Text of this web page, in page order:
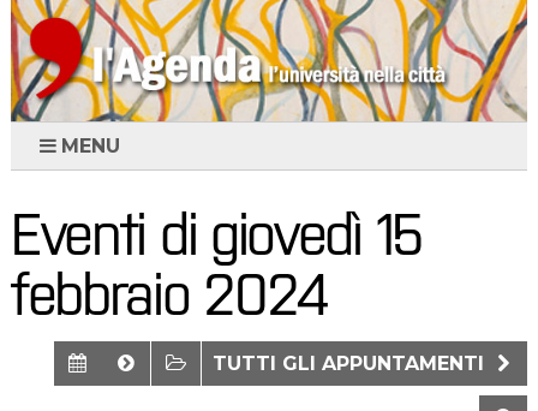
MENU
Eventi di giovedì 15
febbraio 2024
TUTTI GLI APPUNTAMENTI